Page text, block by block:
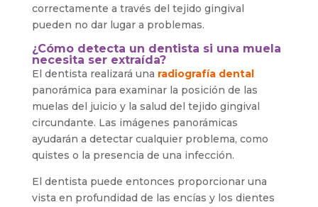
correctamente a través del tejido gingival
pueden no dar lugar a problemas.
¿Cómo detecta un dentista si una muela
necesita ser extraída?
El dentista realizará una radiografía dental
panorámica para examinar la posición de las
muelas del juicio y la salud del tejido gingival
circundante. Las imágenes panorámicas
ayudarán a detectar cualquier problema, como
quistes o la presencia de una infección.
El dentista puede entonces proporcionar una
vista en profundidad de las encías y los dientes